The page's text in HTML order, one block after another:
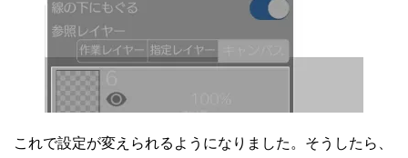
これで設定が変えられるようになりました。そうしたら、